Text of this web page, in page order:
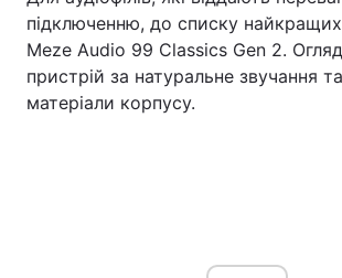
підключенню, до списку
Meze Audio 99 Classics Gen 2.
пристрій за натуральне звучання та
матеріали корпусу.